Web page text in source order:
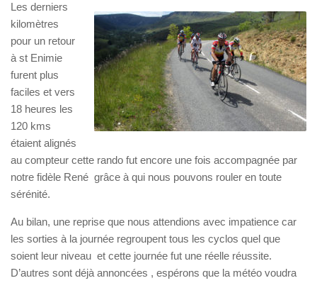
Les derniers
kilomètres
pour un retour
à st Enimie
furent plus
faciles et vers
18 heures les
120 kms
étaient alignés
au compteur cette rando fut encore une fois accompagnée par
notre fidèle René grâce à qui nous pouvons rouler en toute
sérénité.
Au bilan, une reprise que nous attendions avec impatience car
les sorties à la journée regroupent tous les cyclos quel que
soient leur niveau et cette journée fut une réelle réussite.
D’autres sont déjà annoncées , espérons que la météo voudra